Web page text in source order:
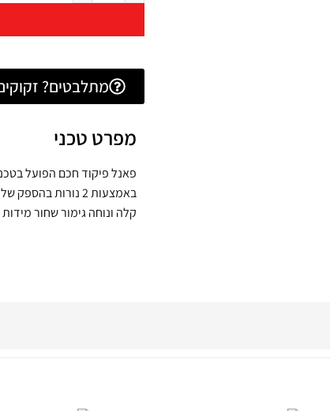
מתלבטים?
מפרט טכני
קלה ונוחה גימור שחור מידות רוחב 90 ס״מ גובה ללא ארובה 49 ס"מ גובה עם ארובה